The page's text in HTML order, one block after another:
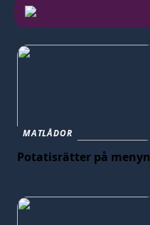
MATLÅDOR
Potatisrätter på menyn